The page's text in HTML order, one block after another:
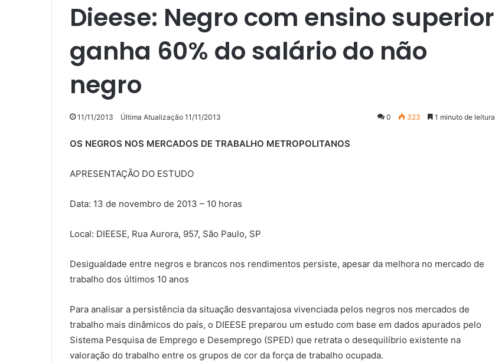
Dieese: Negro com ensino superior
ganha 60% do salário do não
negro
11/11/2013 Última Atualização 11/11/2013 0 323 1 minuto de leitura
OS NEGROS NOS MERCADOS DE TRABALHO METROPOLITANOS
APRESENTAÇÃO DO ESTUDO
Data: 13 de novembro de 2013 – 10 horas
Local: DIEESE, Rua Aurora, 957, São Paulo, SP
Desigualdade entre negros e brancos nos rendimentos persiste, apesar da melhora no mercado de
trabalho dos últimos 10 anos
Para analisar a persistência da situação desvantajosa vivenciada pelos negros nos mercados de
trabalho mais dinâmicos do país, o DIEESE preparou um estudo com base em dados apurados pelo
Sistema Pesquisa de Emprego e Desemprego (SPED) que retrata o desequilíbrio existente na
valoração do trabalho entre os grupos de cor da força de trabalho ocupada.